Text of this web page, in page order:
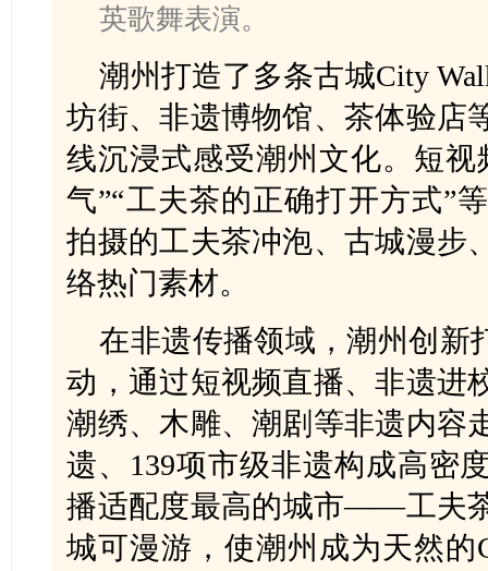
英歌舞表演。
潮州打造了多条古城City
坊街、非遗博物馆、茶体验店
线沉浸式感受潮州文化。短
气”“工夫茶的正确打开方式”
拍摄的工夫茶冲泡、古城漫步
络热门素材。
在非遗传播领域，潮州创新
动，通过短视频直播、非遗进
潮绣、木雕、潮剧等非遗内容
遗、139项市级非遗构成高密
播适配度最高的城市——工夫
城可漫游，使潮州成为天然的